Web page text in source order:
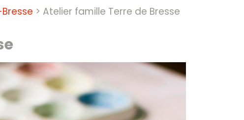
> Atelier famille Terre de Bresse